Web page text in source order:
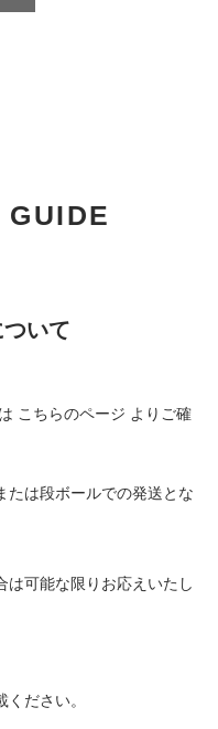
GUIDE
いて
こちらのページ よりご確
たは段ボールでの発送とな
は可能な限りお応えいたし
ださい。